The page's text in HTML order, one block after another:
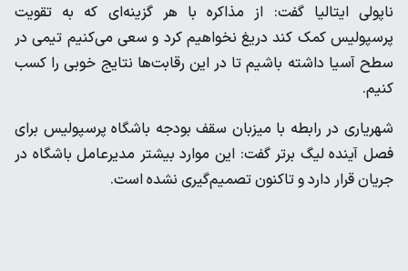
ناپولی ایتالیا گفت: از مذاکره با هر گزینه‌ای که به تقویت
پرسپولیس کمک کند دریغ نخواهیم کرد و سعی می‌کنیم تیمی در
سطح آسیا داشته باشیم تا در این رقابت‌ها نتایج خوبی را کسب
کنیم.
شهریاری در رابطه با میزبان سقف بودجه باشگاه پرسپولیس برای
فصل آینده لیگ برتر گفت: این موارد بیشتر مدیرعامل باشگاه در
جریان قرار دارد و تاکنون تصمیم‌گیری نشده است.